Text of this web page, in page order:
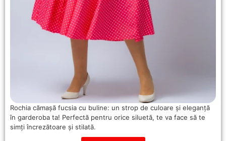
Rochia cămașă fucsia cu buline: un strop de culoare și eleganță
în garderoba ta! Perfectă pentru orice siluetă, te va face să te
simți încrezătoare și stilată.